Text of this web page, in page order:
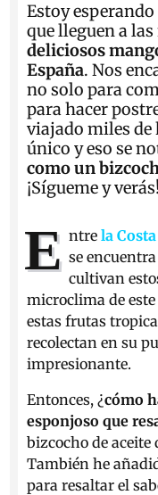
Estoy
que lleguen a
deliciosos
España. Nos
no solo para
para hacer
viajado miles de
único y eso se
como un
¡Sígueme y verás!
E ntre la
se
cultivan
microclima de
estas frutas
recolectan en su
impresionante.
Entonces, ¿cómo
esponjoso que
bizcocho de
También he
para resaltar el